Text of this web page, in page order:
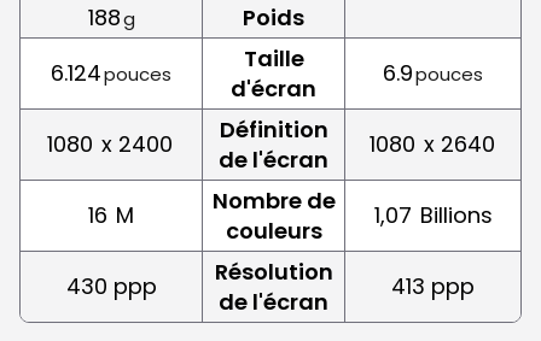
188g
Poids
6.124pouces
Taille
d'écran
6.9pouces
1080 x 2400
Définition
de l'écran
1080 x 2640
16 M
Nombre de
couleurs
1,07 Billions
430 ppp
Résolution
de l'écran
413 ppp